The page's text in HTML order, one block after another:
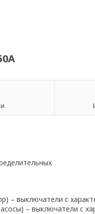
– выключатели с
– выключатели с